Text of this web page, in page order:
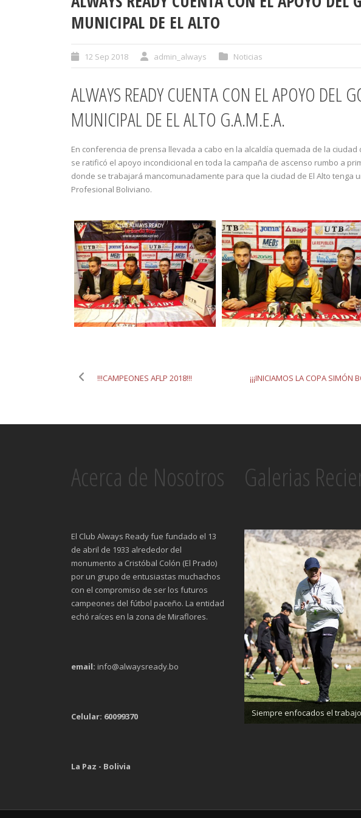
MUNICIPAL DE EL ALTO
12 Sep 2018 admin_always Noticias
ALWAYS READY CUENTA CON EL APOYO DEL
MUNICIPAL DE EL ALTO G.A.M.E.A.
En conferencia de prensa llevada a cabo en la alcaldía quemada de la ciudad
se ratificó el apoyo incondicional en toda la campaña de ascenso rumbo a
donde se trabajará mancomunadamente para que la ciudad de El Alto tenga
Profesional Boliviano.
!!!CAMPEONES AFLP 2018!!! ¡¡¡INICIAMOS LA COPA SIMÓN
Acerca de Nosotros
El Club Always Ready fue fundado el 13
de abril de 1933 alrededor del
monumento a Cristóbal Colón (El Prado)
por un grupo de entusiastas muchachos
con el compromiso de ser los futuros
campeones del fútbol paceño. La entidad
echó raíces en la zona de Miraflores.
email: info@alwaysready.bo
Celular: 60099370
La Paz - Bolivia
Galerias
Siempre enfocados el
Trabajando enfocados,
partido de mañana